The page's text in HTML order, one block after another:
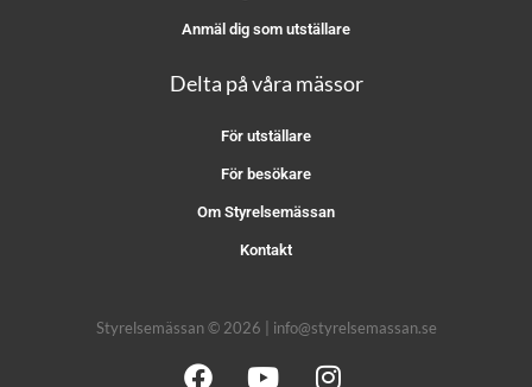
Anmäl dig som utställare
Delta på våra mässor
För utställare
För besökare
Om Styrelsemässan
Kontakt
Styrelsemässan © 2026 | info@styrelsemassan.se